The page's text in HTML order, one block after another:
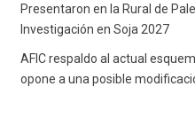
Presentaron en la Rural de
Investigación en Soja 2027
AFIC respaldo al actual
opone a una posible